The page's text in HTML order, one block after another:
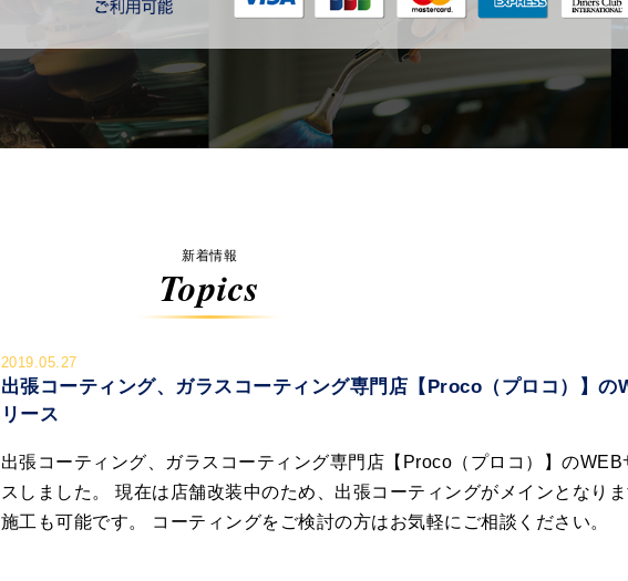
新着情報
Topics
2019.05.27
出張コーティング、ガラスコーティング専門店【Proco（プロコ）】の
リース
出張コーティング、ガラスコーティング専門店【Proco（プロコ）】のWEB
スしました。 現在は店舗改装中のため、出張コーティングがメインとなり
施工も可能です。 コーティングをご検討の方はお気軽にご相談ください。